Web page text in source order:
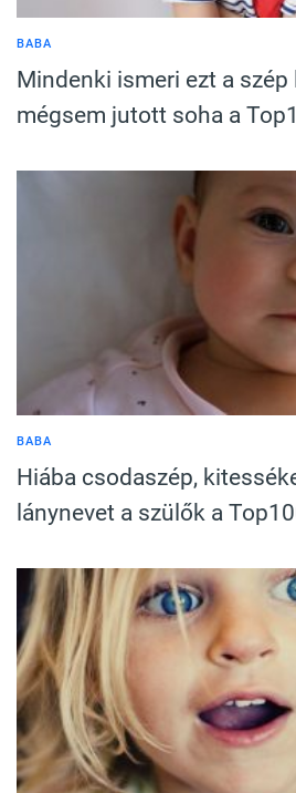
BABA
Mindenki ismeri ezt a szép
mégsem jutott soha a
BABA
Hiába csodaszép,
lánynevet a szülők a